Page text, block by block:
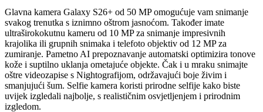
Glavna kamera Galaxy S26+ od 50 MP omogućuje vam snimanje
svakog trenutka s iznimno oštrom jasnoćom. Također imate
ultraširokokutnu kameru od 10 MP za snimanje impresivnih
krajolika ili grupnih snimaka i telefoto objektiv od 12 MP za
zumiranje. Pametno AI prepoznavanje automatski optimizira tonove
kože i suptilno uklanja ometajuće objekte. Čak i u mraku snimajte
oštre videozapise s Nightografijom, održavajući boje živim i
smanjujući šum. Selfie kamera koristi prirodne selfije kako biste
uvijek izgledali najbolje, s realističnim osvjetljenjem i prirodnim
izgledom.